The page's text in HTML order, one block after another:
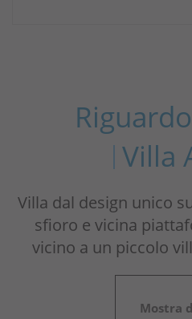
Villa
Villa dal design unico
sfioro e vicina
vicino a un piccolo
Mostra